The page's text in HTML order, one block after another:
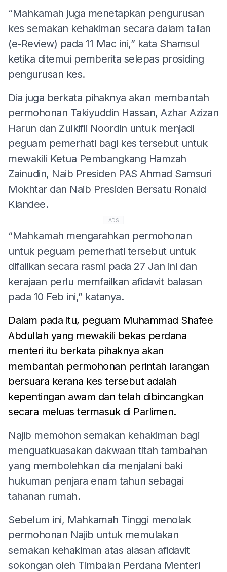
“Mahkamah juga menetapkan pengurusan
kes semakan kehakiman secara dalam talian
(e-Review) pada 11 Mac ini,” kata Shamsul
ketika ditemui pemberita selepas prosiding
pengurusan kes.
Dia juga berkata pihaknya akan membantah
permohonan Takiyuddin Hassan, Azhar Azizan
Harun dan Zulkifli Noordin untuk menjadi
peguam pemerhati bagi kes tersebut untuk
mewakili Ketua Pembangkang Hamzah
Zainudin, Naib Presiden PAS Ahmad Samsuri
Mokhtar dan Naib Presiden Bersatu Ronald
Kiandee.
ADS
“Mahkamah mengarahkan permohonan
untuk peguam pemerhati tersebut untuk
difailkan secara rasmi pada 27 Jan ini dan
kerajaan perlu memfailkan afidavit balasan
pada 10 Feb ini,” katanya.
Dalam pada itu, peguam Muhammad Shafee
Abdullah yang mewakili bekas perdana
menteri itu berkata pihaknya akan
membantah permohonan perintah larangan
bersuara kerana kes tersebut adalah
kepentingan awam dan telah dibincangkan
secara meluas termasuk di Parlimen.
Najib memohon semakan kehakiman bagi
menguatkuasakan dakwaan titah tambahan
yang membolehkan dia menjalani baki
hukuman penjara enam tahun sebagai
tahanan rumah.
Sebelum ini, Mahkamah Tinggi menolak
permohonan Najib untuk memulakan
semakan kehakiman atas alasan afidavit
sokongan oleh Timbalan Perdana Menteri